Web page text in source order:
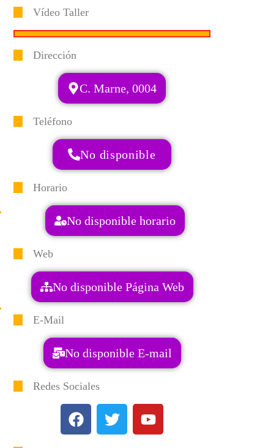
Vídeo Taller
Dirección
C. Marne, 0004
Teléfono
No disponible
Horario
No disponible horario
Web
No disponible Página Web
E-Mail
No disponible E-mail
Redes Sociales